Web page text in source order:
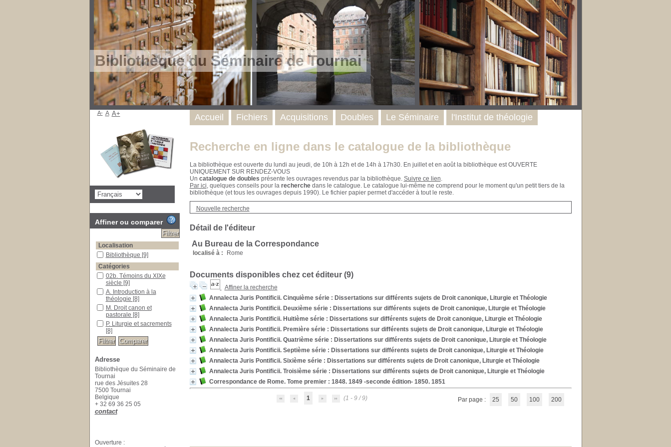
Bibliothèque du Séminaire de Tournai
Recherche en ligne dans le catalogue de la bibliothèque
La bibliothèque est ouverte du lundi au jeudi, de 10h à 12h et de 14h à 17h30. En juillet et en août la bibliothèque est OUVERTE
UNIQUEMENT SUR RENDEZ-VOUS
Un catalogue de doubles présente les ouvrages revendus par la bibliothèque. Suivre ce lien.
Par ici, quelques conseils pour la recherchedans le catalogue. Le catalogue lui-même ne comprend pour le moment qu'un petit tiers de la
bibliothèque (et tous les ouvrages depuis 1990). Le fichier papier permet d'accéder à tout le reste.
Nouvelle recherche
Détail de l'éditeur
Au Bureau de la Correspondance
localisé à : Rome
Documents disponibles chez cet éditeur (9)
Affiner la recherche
Annalecta Juris Pontificii. Cinquième série: Dissertations sur différents sujets de Droit canonique, Liturgie et Théologie
Annalecta Juris Pontificii. Deuxième série: Dissertations sur différents sujets de Droit canonique, Liturgie et Théologie
Annalecta Juris Pontificii. Huitième série: Dissertations sur différents sujets de Droit canonique, Liturgie et Théologie
Annalecta Juris Pontificii. Première série: Dissertations sur différents sujets de Droit canonique, Liturgie et Théologie
Annalecta Juris Pontificii. Quatrième série: Dissertations sur différents sujets de Droit canonique, Liturgie et Théologie
Annalecta Juris Pontificii. Septième série: Dissertations sur différents sujets de Droit canonique, Liturgie et Théologie
Annalecta Juris Pontificii. Sixième série: Dissertations sur différents sujets de Droit canonique, Liturgie et Théologie
Annalecta Juris Pontificii. Troisième série: Dissertations sur différents sujets de Droit canonique, Liturgie et Théologie
Correspondance de Rome. Tome premier: 1848. 1849 -seconde édition- 1850. 1851
1 (1 - 9 / 9) Par page : 25 50 100 200
Accueil Fichiers Acquisitions Doubles Le Séminaire l'Institut de théologie
A- A A+
Affiner ou comparer
Localisation
Bibliothèque [9]
Catégories
02b. Témoins du XIXe
siècle [9]
A. Introduction à la
théologie [8]
M. Droit canon et
pastorale [8]
P. Liturgie et sacrements
[8]
Adresse
Bibliothèque du Séminaire de
Tournai
rue des Jésuites 28
7500 Tournai
Belgique
+ 32 69 36 25 05
contact
Ouverture :